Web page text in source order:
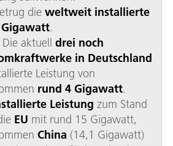
die weltweit installierte
Gigawatt.
aktuell drei noch
in Deutschland
Leistung von
rund 4 Gigawatt.
Leistung zum Stand
EU mit rund 15 Gigawatt,
China (14,1 Gigawatt)